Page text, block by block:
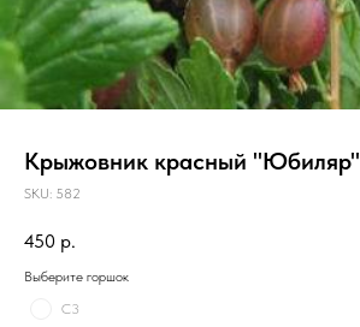
Крыжовник красный "Юбиляр"
SKU: 582
450 р.
Выберите горшок
С3